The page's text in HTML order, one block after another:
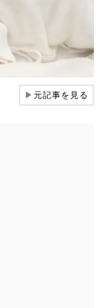
▶元記事を見る